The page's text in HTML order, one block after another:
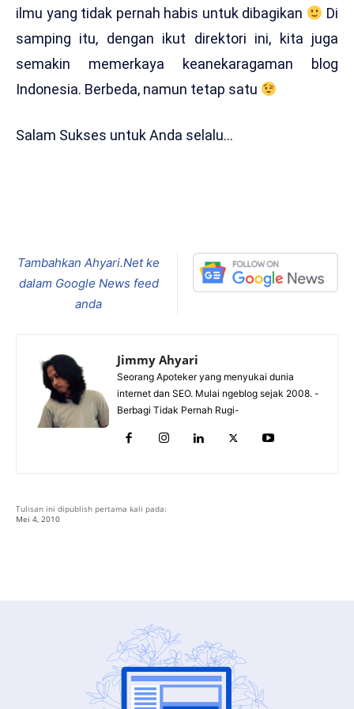
ilmu yang tidak pernah habis untuk dibagikan
Di
samping itu, dengan ikut direktori ini, kita juga
semakin memerkaya keanekaragaman blog
Indonesia. Berbeda, namun tetap satu
Salam Sukses untuk Anda selalu…
Tambahkan Ahyari.Net ke
dalam Google News feed
anda
Jimmy Ahyari
Seorang Apoteker yang menyukai dunia
internet dan SEO. Mulai ngeblog sejak 2008. -
Berbagi Tidak Pernah Rugi-
Tulisan ini dipublish pertama kali pada:
Mei 4, 2010